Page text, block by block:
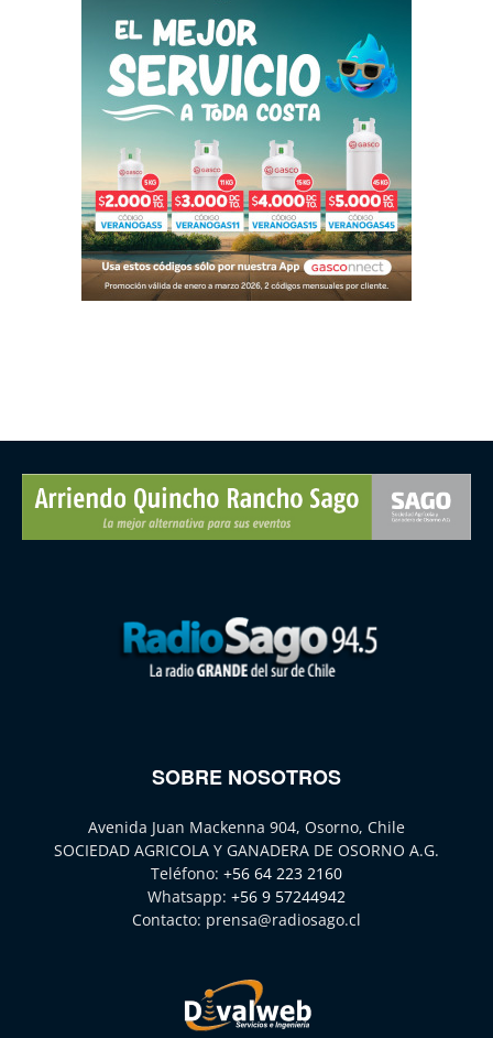
SOBRE NOSOTROS
Avenida Juan Mackenna 904, Osorno, Chile
SOCIEDAD AGRICOLA Y GANADERA DE OSORNO A.G.
Teléfono: +56 64 223 2160
Whatsapp: +56 9 57244942
Contacto: prensa@radiosago.cl